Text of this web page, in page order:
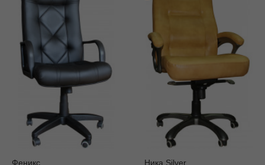
Феникс Ника Silver